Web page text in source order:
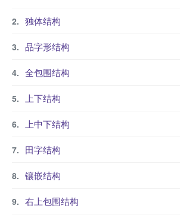
独体结构
品字形结构
全包围结构
上下结构
上中下结构
田字结构
镶嵌结构
右上包围结构